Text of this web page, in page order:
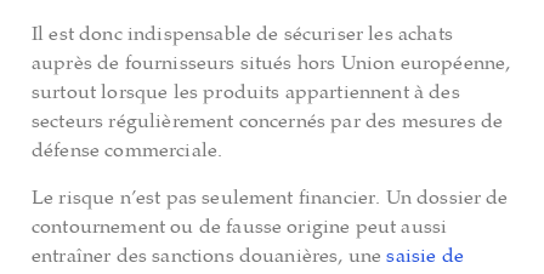
Il est donc indispensable de sécuriser les achats
auprès de fournisseurs situés hors Union européenne,
surtout lorsque les produits appartiennent à des
secteurs régulièrement concernés par des mesures de
défense commerciale.
Le risque n’est pas seulement financier. Un dossier de
contournement ou de fausse origine peut aussi
entraîner des sanctions douanières, unesaisie de